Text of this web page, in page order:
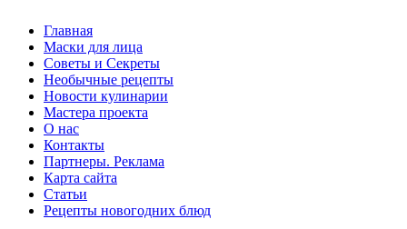
Главная
Маски для лица
Советы и Секреты
Необычные рецепты
Новости кулинарии
Мастера проекта
О нас
Контакты
Партнеры. Реклама
Карта сайта
Статьи
Рецепты новогодних блюд